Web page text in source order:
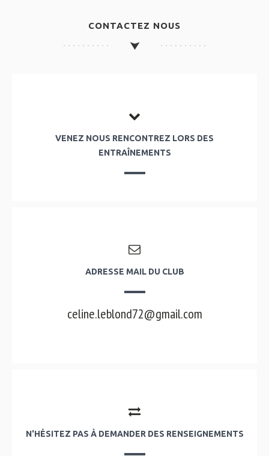
CONTACTEZ NOUS
VENEZ NOUS RENCONTREZ LORS DES
ENTRAÎNEMENTS
ADRESSE MAIL DU CLUB
celine.leblond72@gmail.com
N'HÉSITEZ PAS À DEMANDER DES RENSEIGNEMENTS